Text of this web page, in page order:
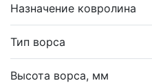
Назначение ковролина
Тип ворса
Высота ворса, мм